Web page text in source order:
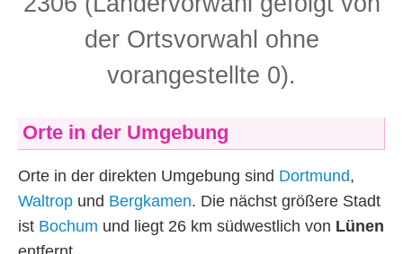
der Ortsvorwahl ohne
vorangestellte 0).
Orte in der Umgebung
Orte in der direkten Umgebung sind Dortmund,
Waltrop und Bergkamen. Die nächst größere Stadt
ist Bochum und liegt 26 km südwestlich von Lünen